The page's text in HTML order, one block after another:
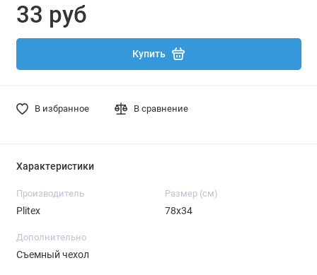
33 руб
Купить
В избранное В сравнение
Характеристики
Производитель
Plitex
Размер (см)
78х34
Дополнительно
Съемный чехол